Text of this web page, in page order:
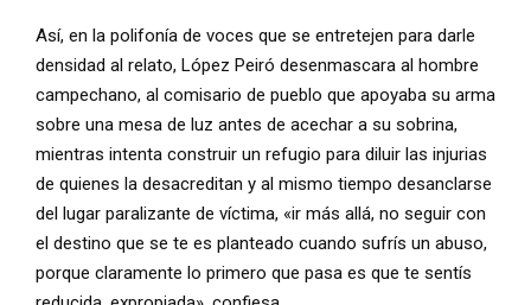
Así, en la polifonía de voces que se entretejen para darle
densidad al relato, López Peiró desenmascara al hombre
campechano, al comisario de pueblo que apoyaba su arma
sobre una mesa de luz antes de acechar a su sobrina,
mientras intenta construir un refugio para diluir las injurias
de quienes la desacreditan y al mismo tiempo desanclarse
del lugar paralizante de víctima, «ir más allá, no seguir con
el destino que se te es planteado cuando sufrís un abuso,
porque claramente lo primero que pasa es que te sentís